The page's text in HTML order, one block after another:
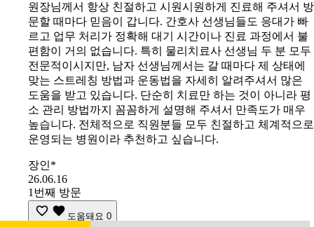
원장님께서 항상 친절하고 시원시원하게 진료해 주셔서 방
문할 때마다 믿음이 갑니다. 간호사 선생님들도 응대가 빠
르고 업무 처리가 정확해 대기 시간이나 진료 과정에서 불
편함이 거의 없습니다. 특히 물리치료사 선생님 두 분 모두
전문적이시지만, 남자 선생님께서는 갈 때마다 제 상태에
맞는 스트레칭 방법과 운동법을 자세히 알려주셔서 많은
도움을 받고 있습니다. 단순히 치료만 하는 것이 아니라 평
소 관리 방법까지 꼼꼼하게 설명해 주셔서 만족도가 매우
높습니다. 전체적으로 직원분들 모두 친절하고 체계적으로
운영되는 병원이라 추천하고 싶습니다.
장인*
26.06.16
1번째 방문
도움돼요 0